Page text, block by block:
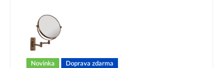
Novinka Doprava zdarma